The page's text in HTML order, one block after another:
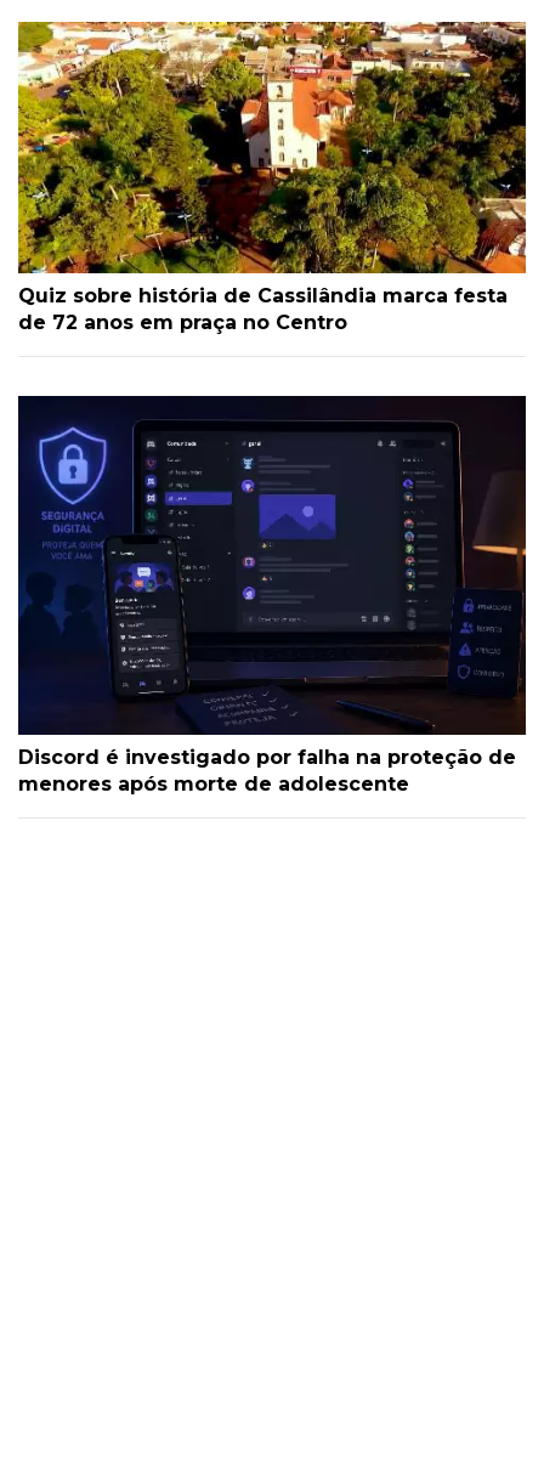
Quiz sobre história de Cassilândia marca festa
de 72 anos em praça no Centro
Discord é investigado por falha na proteção de
menores após morte de adolescente